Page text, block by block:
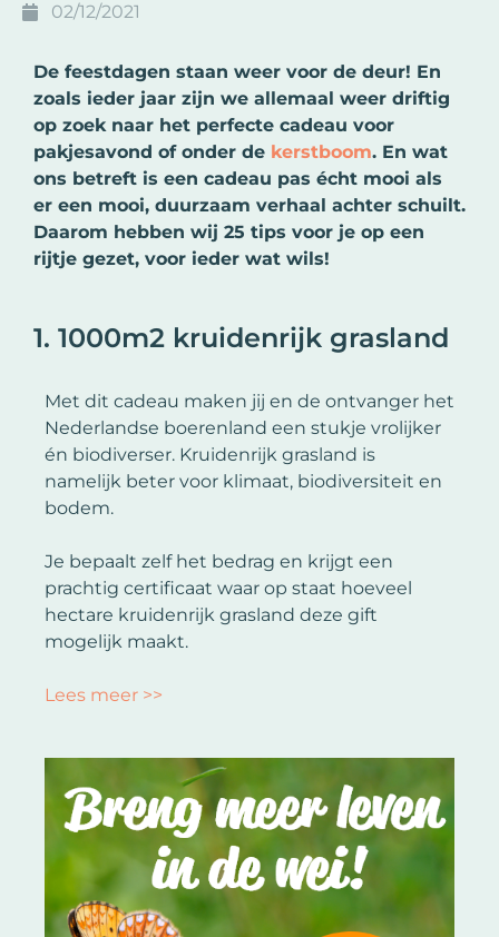
02/12/2021
De feestdagen staan weer voor de deur! En
zoals ieder jaar zijn we allemaal weer driftig
op zoek naar het perfecte cadeau voor
pakjesavond of onder de kerstboom. En wat
ons betreft is een cadeau pas écht mooi als
er een mooi, duurzaam verhaal achter schuilt.
Daarom hebben wij 25 tips voor je op een
rijtje gezet, voor ieder wat wils!
1. 1000m2 kruidenrijk grasland
Met dit cadeau maken jij en de ontvanger het
Nederlandse boerenland een stukje vrolijker
én biodiverser. Kruidenrijk grasland is
namelijk beter voor klimaat, biodiversiteit en
bodem.
Je bepaalt zelf het bedrag en krijgt een
prachtig certificaat waar op staat hoeveel
hectare kruidenrijk grasland deze gift
mogelijk maakt.
Lees meer >>